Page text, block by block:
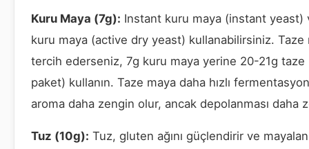
Kuru Maya (7g): Instant kuru maya (instant yeast)
kuru maya (active dry yeast) kullanabilirsiniz. Taze
tercih ederseniz, 7g kuru maya yerine 20-21g taze
paket) kullanın. Taze maya daha hızlı
aroma daha zengin olur, ancak depolanması daha
Tuz (10g): Tuz, gluten ağını güçlendirir ve